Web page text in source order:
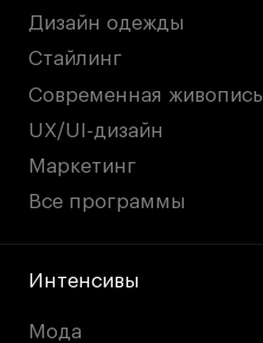
Дизайн одежды
Стайлинг
Современная живопись
UX/UI-дизайн
Маркетинг
Все программы
Интенсивы
Мода